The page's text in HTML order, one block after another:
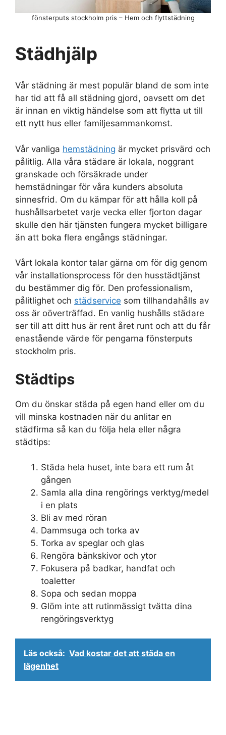
Städhjälp
Vår städning är mest populär bland de som inte
har tid att få all städning gjord, oavsett om det
är innan en viktig händelse som att flytta ut till
ett nytt hus eller familjesammankomst.
Vår vanliga hemstädning är mycket prisvärd och
pålitlig. Alla våra städare är lokala, noggrant
granskade och försäkrade under
hemstädningar för våra kunders absoluta
sinnesfrid. Om du kämpar för att hålla koll på
hushållsarbetet varje vecka eller fjorton dagar
skulle den här tjänsten fungera mycket billigare
än att boka flera engångs städningar.
Vårt lokala kontor talar gärna om för dig genom
vår installationsprocess för den husstädtjänst
du bestämmer dig för. Den professionalism,
pålitlighet och städservice som tillhandahålls av
oss är oöverträffad. En vanlig hushålls städare
ser till att ditt hus är rent året runt och att du får
enastående värde för pengarna fönsterputs
stockholm pris.
Städtips
Om du önskar städa på egen hand eller om du
vill minska kostnaden när du anlitar en
städfirma så kan du följa hela eller några
städtips:
Städa hela huset, inte bara ett rum åt
gången
Samla alla dina rengörings verktyg/medel
i en plats
Bli av med röran
Dammsuga och torka av
Torka av speglar och glas
Rengöra bänkskivor och ytor
Fokusera på badkar, handfat och
toaletter
Sopa och sedan moppa
Glöm inte att rutinmässigt tvätta dina
rengöringsverktyg
Läs också: Vad kostar det att städa en
lägenhet
fönsterputs stockholm pris – Hem och flyttstädning